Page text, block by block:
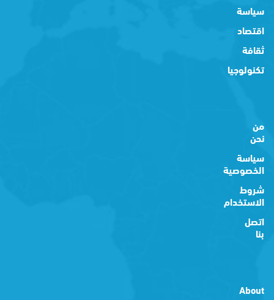
سياسة
اقتصاد
ثقافة
تكنولوجيا
من
نحن
سياسة
الخصوصية
شروط
الاستخدام
اتصل
بنا
About